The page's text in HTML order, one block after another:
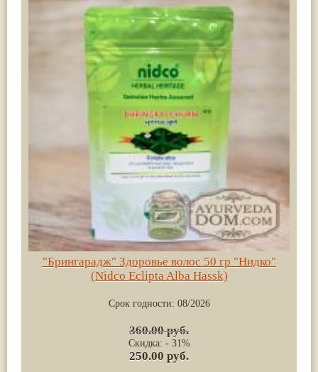
"Брингарадж" Здоровье волос 50 гр "Нидко"
(Nidco Eclipta Alba Hassk)
Срок годности: 08/2026
360.00 руб.
Скидка: - 31%
250.00 руб.